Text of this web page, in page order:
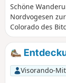
Schöne
Nordvogesen
Colorado des
Visorando-